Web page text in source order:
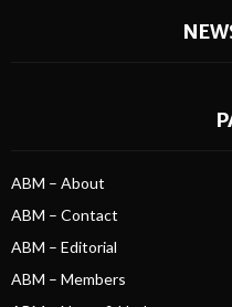
ABM – About
ABM – Contact
ABM – Editorial
ABM – Members